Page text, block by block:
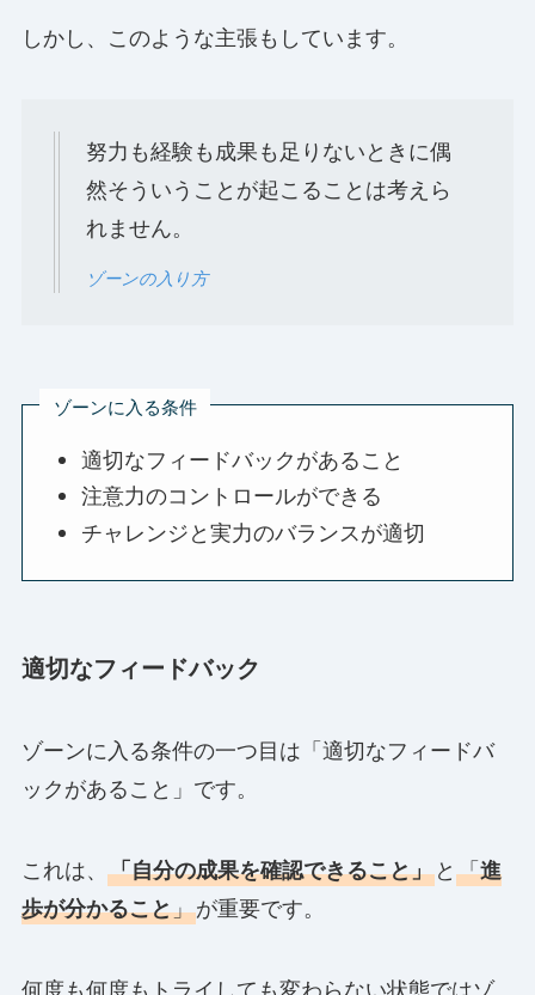
しかし、このような主張もしています。
努力も経験も成果も足りないときに偶
然そういうことが起こることは考えら
れません。
ゾーンの入り方
ゾーンに入る条件
適切なフィードバックがあること
注意力のコントロールができる
チャレンジと実力のバランスが適切
適切なフィードバック
ゾーンに入る条件の一つ目は「適切なフィードバ
ックがあること」です。
これは、 「自分の成果を確認できること」と 「進
歩が分かること」が重要です。
何度も何度もトライしても変わらない状態ではゾ